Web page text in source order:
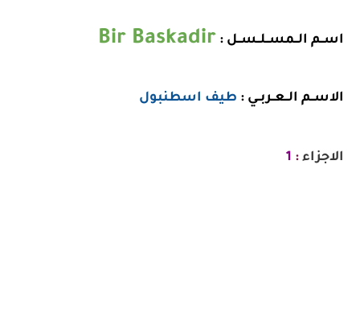
اســم الــمســلــســل : Bir Baskadir
الاســم الــعــربــي : طيف اسطنبول
الاجزاء :
1